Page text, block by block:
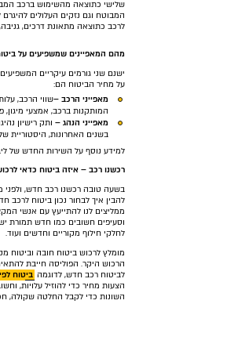
שלישי כתוצאה מהשימוש ברכב
המבוטח וגם נזקים העלולים
לרכב כתוצאה מתאונת דרכים,
מהם המאפיינים שמשפיעים על
ישנם שני גורמים עיקריים
על מחיר הביטוח הם:
מאפייני הרכב –שווי הרכב,
המותקנות ברכב, אמצעי מיגון,
מאפייני הנהג –ותק רישיון
בשנים האחרונות, היסטוריית
למידע נוסף על השירות החדש של
רכשנו רכב – איזה ביטוח כדאי
בשעה טובה רכשנו רכב חדש, ולפני
להבין איך לבחור נכון ביטוח
ממליצים לנו להתייעץ עם אנשי
וסעיפים חשובים כמו חדש תמורת
לחלקי חילוף מקוריים וחדשים ועוד.
מומלץ לרכוש ביטוח חובה וביטוח
הרכוש היקר. הפוליסה חייבת
לביטוח רכב חדש, לדוגמה ביטוח
הצעות מחיר כדי להוזיל עלויות,
השונות כדי לקבל החלטה שקולה,